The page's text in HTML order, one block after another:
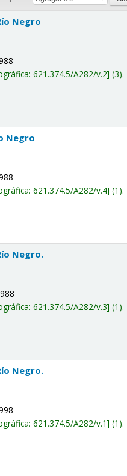
Negro
621.374.5/A282/v.2 (3).
Negro
621.374.5/A282/v.4 (1).
Negro.
621.374.5/A282/v.3 (1).
Negro.
621.374.5/A282/v.1 (1).